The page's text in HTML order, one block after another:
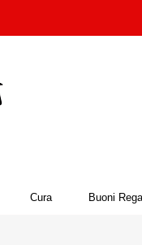
Cura Buoni